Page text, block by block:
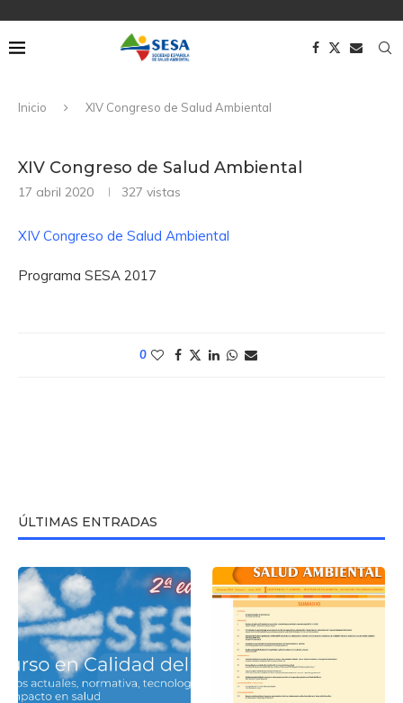
Inicio XIV Congreso de Salud Ambiental
XIV Congreso de Salud Ambiental
17 abril 2020 327 vistas
XIV Congreso de Salud Ambiental
Programa SESA 2017
0
ÚLTIMAS ENTRADAS